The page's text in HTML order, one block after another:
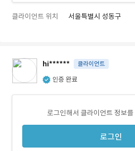
클라이언트 위치 서울특별시 성동구
hi****** 클라이언트
인증 완료
로그인해서 클라이언트 정보
로그인